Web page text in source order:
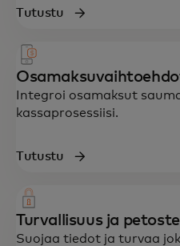
Tutustu
Integroi osamaksut
kassaprosessiisi.
Tutustu
Turvallisuus ja
Suojaa tiedot ja turvaa